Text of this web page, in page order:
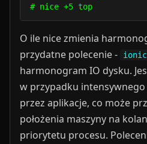
# nice
O ile nice zmienia
przydatne polecenie -
harmonogram IO dysku.
w przypadku intensywnego
przez aplikacje, co może
położenia maszyny na
priorytetu procesu.